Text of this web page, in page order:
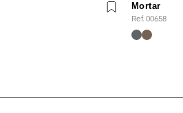
Mortar
Ref. 00658